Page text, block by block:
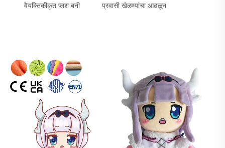
वैयक्तिकीकृत प्लश बनी प्रवासी खेळण्यांचा आढळून